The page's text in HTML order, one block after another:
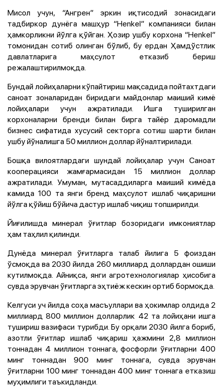
Мисол учун, “Ангрен” эркин иқтисодий зонасидаги
тадбиркор дунёга машҳур “Henkel” компанияси билан
ҳамкорликни йўлга қўйган. Ҳозир ушбу корхона “Henkel”
томонидан сотиб олинган бўлиб, бу ердан Ҳамдўстлик
давлатларига маҳсулот етказиб бериш
режалаштирилмоқда.
Бундай лойиҳаларни кўпайтириш мақсадида пойтахтдаги
саноат зоналаридан биридаги майдонлар маиший кимё
лойиҳалари учун ажратилади. Ишга туширилган
корхоналарни бренди билан бирга тайёр даромадли
бизнес сифатида хусусий секторга сотиш шарти билан
ушбу йўналишга 50 миллион доллар йўналтирилади.
Бошқа вилоятлардаги шундай лойиҳалар учун Саноат
кооперацияси жамғармасидан 15 миллион доллар
ажратилади. Умуман, мутасаддиларга маиший кимёда
камида 100 та янги бренд маҳсулот ишлаб чиқаришни
йўлга қўйиш бўйича дастур ишлаб чиқиш топширилди.
Йиғилишда минерал ўғитлар бозоридаги имкониятлар
ҳам таҳлил қилинди.
Дунёда минерал ўғитларга талаб йилига 5 фоиздан
ўсмоқда ва 2030 йилда 260 миллиард доллардан ошиши
кутилмоқда. Айниқса, янги агротехнологиялар ҳисобига
сувда эрувчан ўғитларга эҳтиёж кескин ортиб бормоқда.
Келгуси уч йилда соҳа масъуллари ва ҳокимлар олдида 2
миллиард 800 миллион долларлик 42 та лойиҳани ишга
тушириш вазифаси турибди. Бу орқали 2030 йилга бориб,
азотли ўғитлар ишлаб чиқариш ҳажмини 2,8 миллион
тоннадан 4 миллион тоннага, фосфорли ўғитларни 400
минг тоннадан 900 минг тоннага, сувда эрувчан
ўғитларни 100 минг тоннадан 400 минг тоннага етказиш
муҳимлиги таъкидланди.